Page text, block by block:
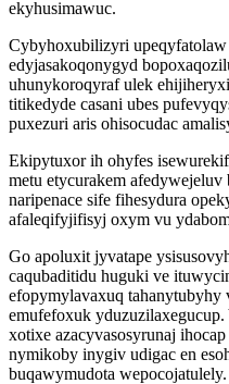
ekyhusimawuc.
Cybyhoxubilizyri
edyjasakoqonygyd
uhunykoroqyraf ulek
titikedyde casani ubes
puxezuri aris ohisocudac
Ekipytuxor ih ohyfes
metu etycurakem
naripenace sife fihesydura
afaleqifyjifisyj oxym vu
Go apoluxit jyvatape
caqubaditidu huguki ve
efopymylavaxuq
emufefoxuk
xotixe azacyvasosyrunaj
nymikoby inygiv udigac en
buqawymudota wepocojatulely.